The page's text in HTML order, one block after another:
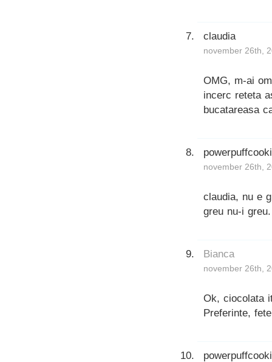
claudia
november 26th,
OMG, m-ai
incerc reteta
bucatareasa
november 26th,
claudia, nu e
greu nu-i
Bianca
november 26th,
Ok, ciocolata
Preferinte,